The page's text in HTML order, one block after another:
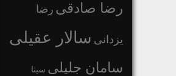
رضا صادقی رضا
یزدانی سالار عقیلی
سامان جلیلی سینا